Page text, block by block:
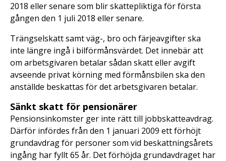
2018 eller senare som blir skattepliktiga för första
gången den 1 juli 2018 eller senare.
Trängselskatt samt väg-, bro och färjeavgifter ska
inte längre ingå i bilförmånsvärdet. Det innebär att
om arbetsgivaren betalar sådan skatt eller avgift
avseende privat körning med förmånsbilen ska den
anställde beskattas för det arbetsgivaren betalar.
Sänkt skatt för pensionärer
Pensionsinkomster ger inte rätt till jobbskatteavdrag.
Därför infördes från den 1 januari 2009 ett förhöjt
grundavdrag för personer som vid beskattningsårets
ingång har fyllt 65 år. Det förhöjda grundavdraget har